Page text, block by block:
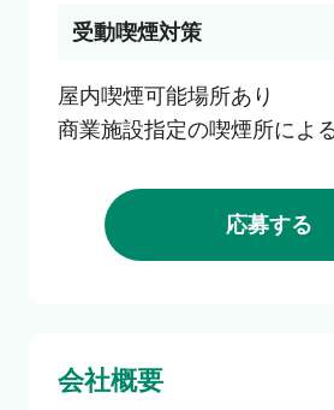
受動喫煙対策
屋内喫煙可能場所あり
商業施設指定の喫煙所によ
応募する
会社概要